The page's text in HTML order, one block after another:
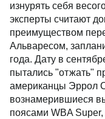
изнурять себя
эксперты считают
преимуществом
Альваресом,
года. Дату в
пытались "отжать"
американцы Эррол
вознамерившиеся
поясами WBA